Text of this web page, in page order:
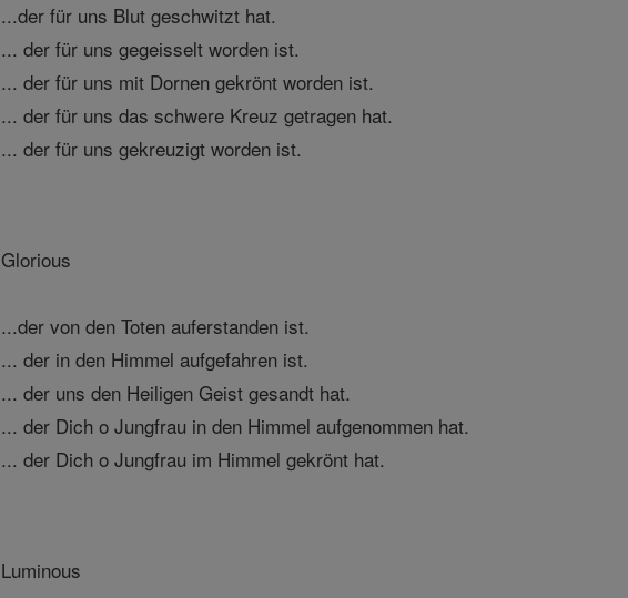
...der für uns Blut geschwitzt hat.
... der für uns gegeisselt worden ist.
... der für uns mit Dornen gekrönt worden ist.
... der für uns das schwere Kreuz getragen hat.
... der für uns gekreuzigt worden ist.
Glorious
...der von den Toten auferstanden ist.
... der in den Himmel aufgefahren ist.
... der uns den Heiligen Geist gesandt hat.
... der Dich o Jungfrau in den Himmel aufgenommen hat.
... der Dich o Jungfrau im Himmel gekrönt hat.
Luminous